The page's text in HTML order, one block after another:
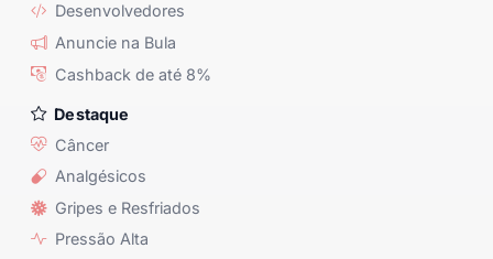
Desenvolvedores
Anuncie na Bula
Cashback de até 8%
Destaque
Câncer
Analgésicos
Gripes e Resfriados
Pressão Alta